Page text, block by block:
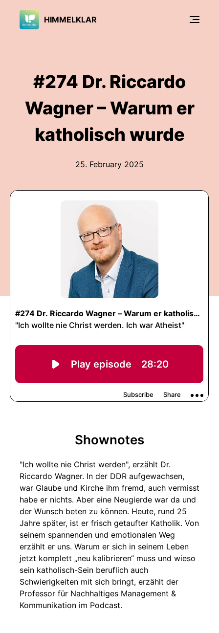
HIMMELKLAR
#274 Dr. Riccardo
Wagner – Warum er
katholisch wurde
25. February 2025
Shownotes
"Ich wollte nie Christ werden", erzählt Dr.
Riccardo Wagner. In der DDR aufgewachsen,
war Glaube und Kirche ihm fremd, auch vermisst
habe er nichts. Aber eine Neugierde war da und
der Wunsch beten zu können. Heute, rund 25
Jahre später, ist er frisch getaufter Katholik. Von
seinem spannenden und emotionalen Weg
erzählt er uns. Warum er sich in seinem Leben
jetzt komplett „neu kalibrieren“ muss und wieso
sein katholisch-Sein beruflich auch
Schwierigkeiten mit sich bringt, erzählt der
Professor für Nachhaltiges Management &
Kommunikation im Podcast.